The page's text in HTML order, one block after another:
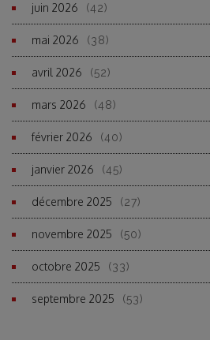
juin 2026 (42)
mai 2026 (38)
avril 2026 (52)
mars 2026 (48)
février 2026 (40)
janvier 2026 (45)
décembre 2025 (27)
novembre 2025 (50)
octobre 2025 (33)
septembre 2025 (53)